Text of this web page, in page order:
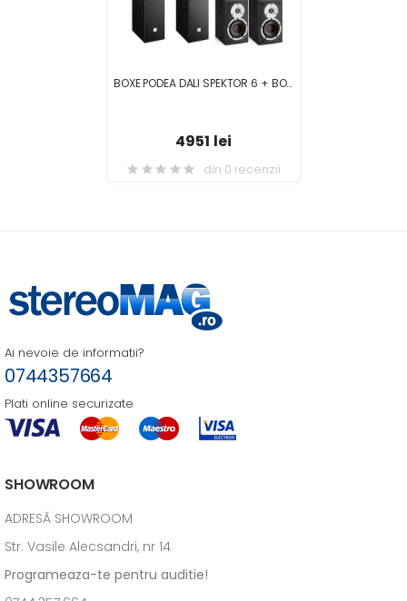
BOXE PODEA DALI SPEKTOR 6 + BOXE RAFT DALI SPEKTOR 2 + Boxa centru DALI SPEKTOR VOKAL
4951 lei
din 0 recenzii
Ai nevoie de informatii?
0744357664
Plati online securizate
SHOWROOM
ADRESĂ SHOWROOM
Str. Vasile Alecsandri, nr 14
Programeaza-te pentru auditie!